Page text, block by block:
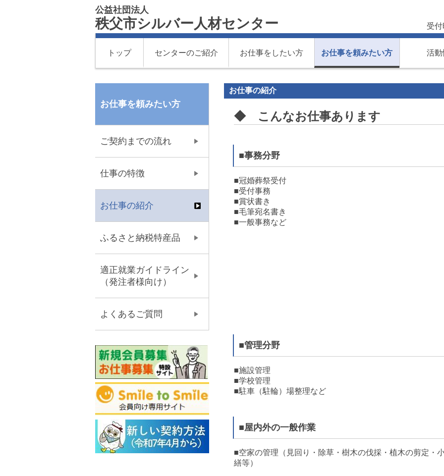
公益社団法人
秩父市シルバー人材センター 受
トップ センターのご紹介 お仕事をしたい方 お仕事を頼みたい方 活
お仕事の紹介
◆ こんなお仕事あります
■事務分野
■冠婚葬祭受付
■受付事務
■賞状書き
■毛筆宛名書き
■一般事務など
■管理分野
■施設管理
■学校管理
■駐車（駐輪）場整理など
■屋内外の一般作業
■空家の管理（見回り・除草・樹木の伐採・植木の剪定・
繕等
お仕事を頼みたい方
ご契約までの流れ
仕事の特徴
お仕事の紹介
ふるさと納税特産品
適正就業ガイドライン
（発注者様向け）
よくあるご質問